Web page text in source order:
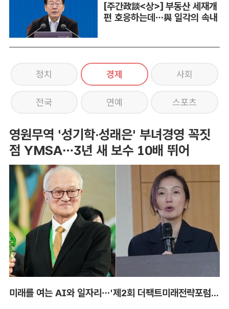
[주간政談<상>] 부동산 세재개
편 호응하는데…與 일각의 속내
정치 경제 사회
전국 연예 스포츠
영원무역 '성기학·성래은' 부녀경영 꼭짓
점 YMSA…3년 새 보수 10배 뛰어
미래를 여는 AI와 일자리…'제2회 더팩트미래전략포럼' 참가 신청